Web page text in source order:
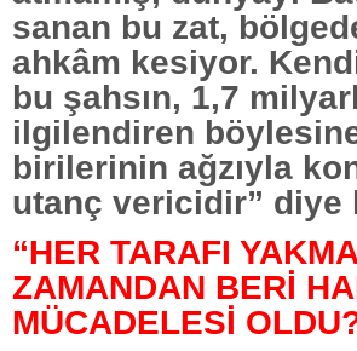
sanan bu zat,
ahkâm kesiyor.
bu şahsın, 1,7
ilgilendiren
birilerinin ağzıyla
utanç vericidir” diye
“HER TARAFI
ZAMANDAN BERİ
MÜCADELESİ